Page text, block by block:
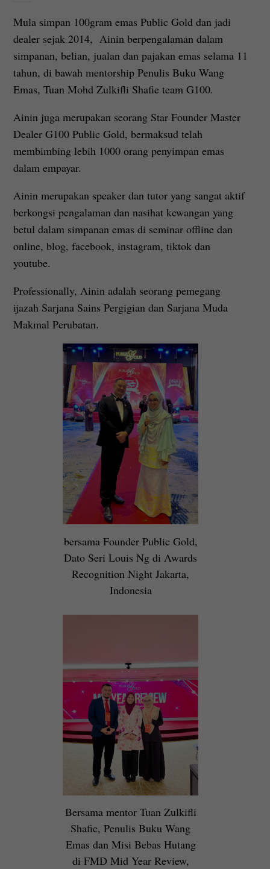
Mula simpan 100gram emas Public Gold dan jadi
dealer sejak 2014, Ainin berpengalaman dalam
simpanan, belian, jualan dan pajakan emas selama 11
tahun, di bawah mentorship Penulis Buku Wang
Emas, Tuan Mohd Zulkifli Shafie team G100.
Ainin juga merupakan seorang Star Founder Master
Dealer G100 Public Gold, bermaksud telah
membimbing lebih 1000 orang penyimpan emas
dalam empayar.
Ainin merupakan speaker dan tutor yang sangat aktif
berkongsi pengalaman dan nasihat kewangan yang
betul dalam simpanan emas di seminar offline dan
online, blog, facebook, instagram, tiktok dan
youtube.
Professionally, Ainin adalah seorang pemegang
ijazah Sarjana Sains Pergigian dan Sarjana Muda
Makmal Perubatan.
bersama Founder Public Gold,
Dato Seri Louis Ng di Awards
Recognition Night Jakarta,
Indonesia
Bersama mentor Tuan Zulkifli
Shafie, Penulis Buku Wang
Emas dan Misi Bebas Hutang
di FMD Mid Year Review,